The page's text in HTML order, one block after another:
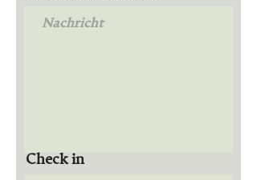
Check in